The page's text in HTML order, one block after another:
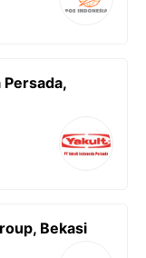
Persada,
Bekasi